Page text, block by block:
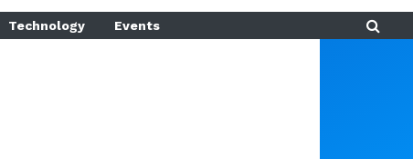
Technology Events